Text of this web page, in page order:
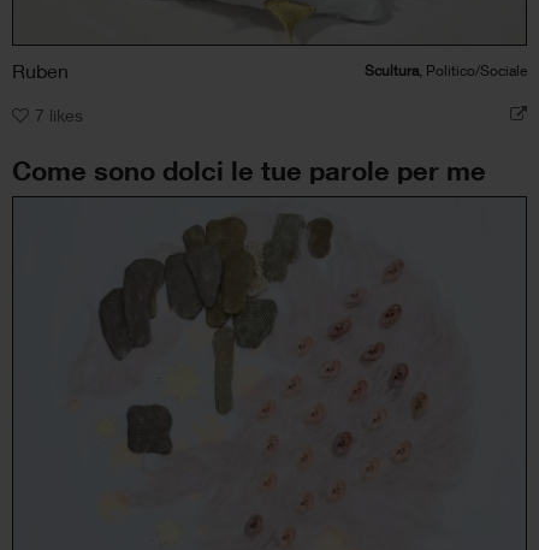
Ruben Scultura , Politico/Sociale
7 likes
Come sono dolci le tue parole per me